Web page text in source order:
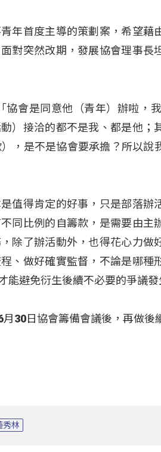
年首度主導的策劃案，希望藉
對突然改期，發展協會理事長
會是同意他（青年）辦啦，
）接洽的都不是我、都是他；
，是不是協會要承擔？所以說
值得肯定的好事，只是部落辦
同比例的自籌款，是需要由主
除了辦活動外，也得花心力做
、做好確實監督，不論是哪種
能避免衍生後續不必要的爭議發
30日協會籌備會議後，再做後
秀林